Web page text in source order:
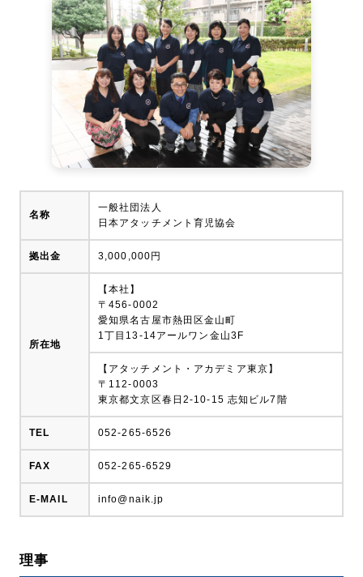
名称
一般社団法人
日本アタッチメント育児協会
拠出金 3,000,000円
所在地
【本社】
〒456-0002
愛知県名古屋市熱田区金山町
1丁目13-14アールワン金山3F
【アタッチメント・アカデミア東京】
〒112-0003
東京都文京区春日2-10-15 志知ビル7階
TEL 052-265-6526
FAX 052-265-6529
E-MAIL info@naik.jp
理事